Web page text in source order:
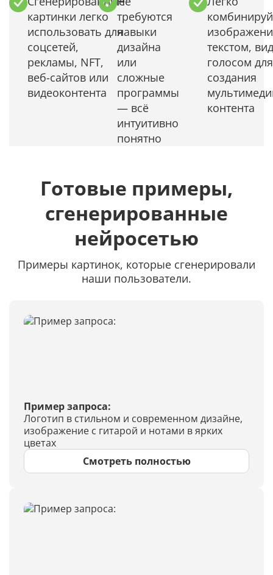
картинки легко
использовать для
соцсетей,
рекламы, NFT,
веб-сайтов или
видеоконтента
требуются
навыки
дизайна
или
сложные
программы
— всё
интуитивно
понятно
текстом,
голосом для
создания
контента
Готовые примеры,
сгенерированные
нейросетью
Примеры картинок, которые сгенерировали
наши пользователи.
Пример запроса:
Логотип в стильном и современном дизайне,
изображение с гитарой и нотами в ярких
цветах
Смотреть полностью